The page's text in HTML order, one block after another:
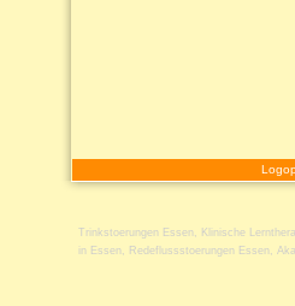
Trinkstoerungen Essen , Klinische
in Essen , Redeflussstoerungen Essen ,